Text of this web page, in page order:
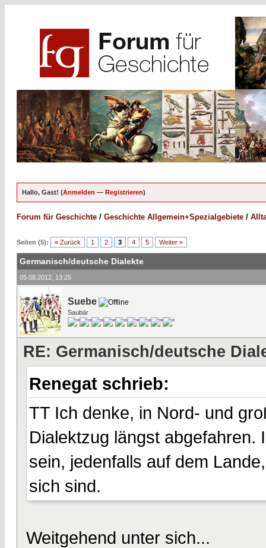
Hallo, Gast! (Anmelden — Registrieren)
Forum für Geschichte / Geschichte Allgemein+Spezialgebiete /
Seiten (5): « Zurück 1 2 3 4 5 Weiter »
Germanisch/deutsche Dialekte
05.08.2012, 13:25
Suebe
Saubär
RE: Germanisch/deutsche
Renegat schrieb:
TT Ich denke, in Nord- und
Dialektzug längst abgefahren.
sein, jedenfalls auf dem
sich sind.
Weitgehend unter sich...